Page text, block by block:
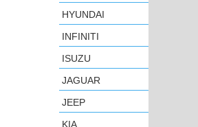
HYUNDAI
INFINITI
ISUZU
JAGUAR
JEEP
KIA